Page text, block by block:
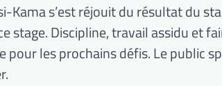
s’est réjouit du résultat du
stage. Discipline, travail assidu et
les prochains défis. Le public